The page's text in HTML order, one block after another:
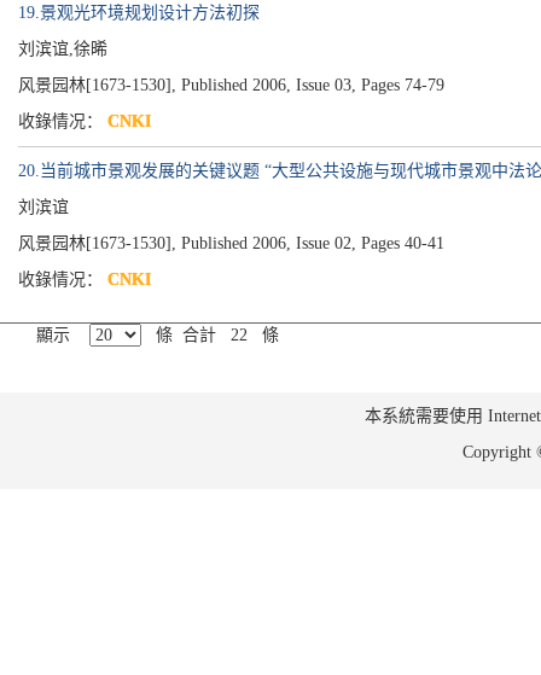
19.景观光环境规划设计方法初探
刘滨谊,徐晞
风景园林[1673-1530], Published 2006, Issue 03, Pages 74-79
收錄情况： CNKI
20.当前城市景观发展的关键议题 “大型公共设施与现代城市景观中法
刘滨谊
风景园林[1673-1530], Published 2006, Issue 02, Pages 40-41
收錄情况： CNKI
顯示 條 合計 22 條
本系統需要使用
Copyright